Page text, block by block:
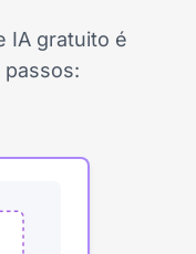
IA gratuito é
passos: